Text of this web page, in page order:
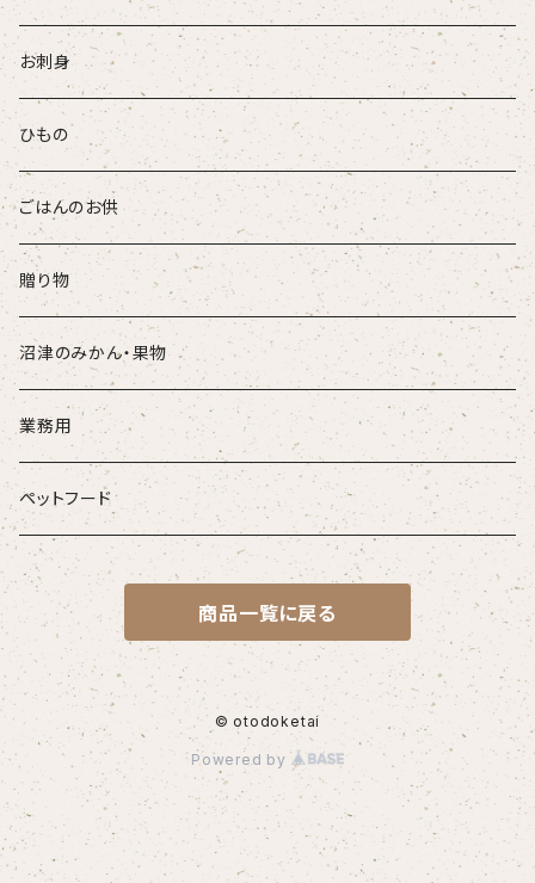
お刺身
ひもの
ごはんのお供
贈り物
沼津のみかん・果物
業務用
ペットフード
商品一覧に戻る
© otodoketai
Powered by